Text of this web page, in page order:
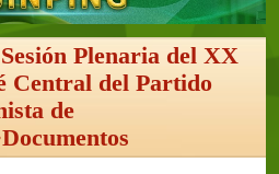
Plenaria del XX
Central del Partido
de